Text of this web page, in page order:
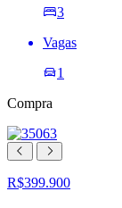
3
Vagas
1
Compra
R$399.900